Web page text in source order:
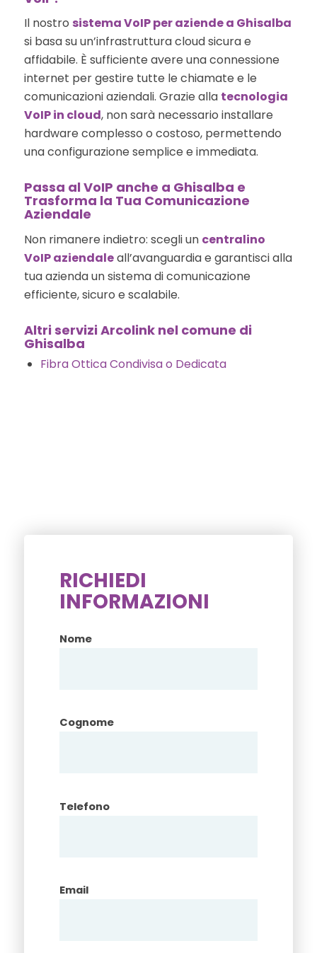
Il nostro sistema VoIP per aziende a Ghisalba
si basa su un’infrastruttura cloud sicura e
affidabile. È sufficiente avere una connessione
internet per gestire tutte le chiamate e le
comunicazioni aziendali. Grazie alla tecnologia
VoIP in cloud, non sarà necessario installare
hardware complesso o costoso, permettendo
una configurazione semplice e immediata.
Passa al VoIP anche a Ghisalba e
Trasforma la Tua Comunicazione
Aziendale
Non rimanere indietro: scegli un centralino
VoIP aziendaleall’avanguardia e garantisci alla
tua azienda un sistema di comunicazione
efficiente, sicuro e scalabile.
Altri servizi Arcolink nel comune di
Ghisalba
Fibra Ottica Condivisa o Dedicata
RICHIEDI
INFORMAZIONI
Nome
Cognome
Telefono
Email